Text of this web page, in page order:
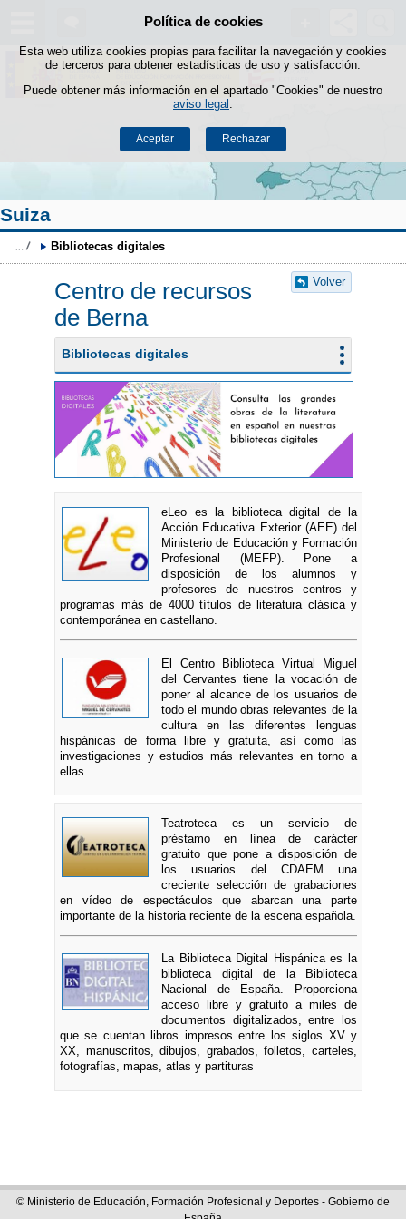
Política de cookies
Esta web utiliza cookies propias para facilitar la navegación y cookies
de terceros para obtener estadísticas de uso y satisfacción.
Puede obtener más información en el apartado "Cookies" de nuestro
aviso legal
Aceptar Rechazar
Saltar al contenido
Suiza
Bibliotecas digitales
Volver
Centro de recursos
de Berna
Bibliotecas digitales
eLeo es la biblioteca digital de la
Acción Educativa Exterior (AEE) del
Ministerio de Educación y Formación
Profesional (MEFP). Pone a
disposición de los alumnos y
profesores de nuestros centros y
programas más de 4000 títulos de literatura clásica y
contemporánea en castellano.
El Centro Biblioteca Virtual Miguel
del Cervantes tiene la vocación de
poner al alcance de los usuarios de
todo el mundo obras relevantes de la
cultura en las diferentes lenguas
hispánicas de forma libre y gratuita, así como las
investigaciones y estudios más relevantes en torno a
ellas.
Teatroteca es un servicio de
préstamo en línea de carácter
gratuito que pone a disposición de
los usuarios del CDAEM una
creciente selección de grabaciones
en vídeo de espectáculos que abarcan una parte
importante de la historia reciente de la escena española.
La Biblioteca Digital Hispánica es la
biblioteca digital de la Biblioteca
Nacional de España. Proporciona
acceso libre y gratuito a miles de
documentos digitalizados, entre los
que se cuentan libros impresos entre los siglos XV y
XX, manuscritos, dibujos, grabados, folletos, carteles,
fotografías, mapas, atlas y partituras
© Ministerio de Educación, Formación Profesional y Deportes - Gobierno de